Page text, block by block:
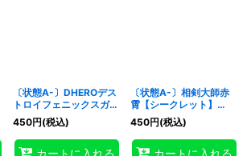
〔状態A-〕DHEROデス
トロイフェニックスガイ
【レリーフ】{BODE-
JP039}《融合》
450円(税込)
カートに入れる
〔状態A-〕相剣大師赤
霄【シークレット】
{BODE-JP041}《シンク
ロ》
450円(税込)
カートに入れる